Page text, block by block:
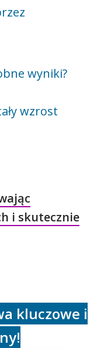
wyniki?
wzrost
i skutecznie
kluczowe i